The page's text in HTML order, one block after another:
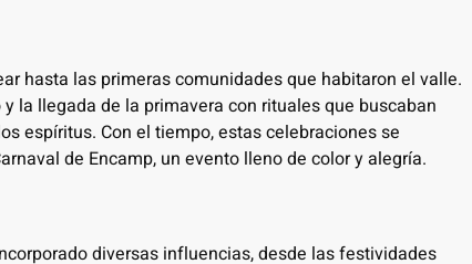
hasta las primeras comunidades que habitaron el valle.
la llegada de la primavera con rituales que buscaban
espíritus. Con el tiempo, estas celebraciones se
de Encamp, un evento lleno de color y alegría.
diversas influencias, desde las festividades